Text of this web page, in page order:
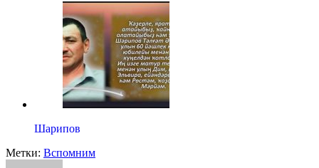
Шарипов
Метки: Вспомним